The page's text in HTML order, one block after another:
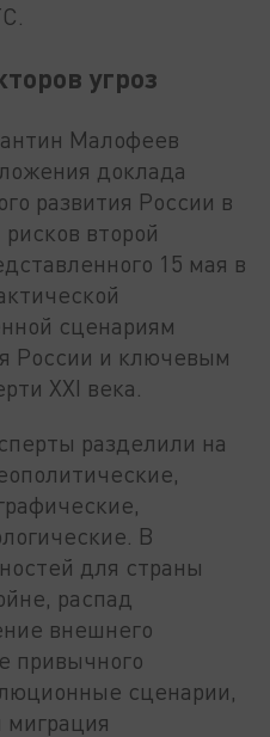
угроз
Малофеев
доклада
развития России в
второй
15 мая в
сценариям
России и ключевым
XXI века.
разделили на
В
для страны
распад
внешнего
привычного
сценарии,